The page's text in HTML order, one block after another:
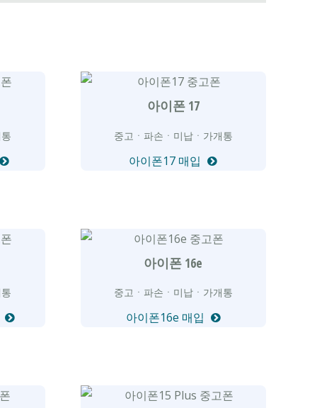
아이폰 17
중고ㆍ파손ㆍ미납ㆍ가개통
아이폰17 매입
아이폰 16e
중고ㆍ파손ㆍ미납ㆍ가개통
아이폰16e 매입